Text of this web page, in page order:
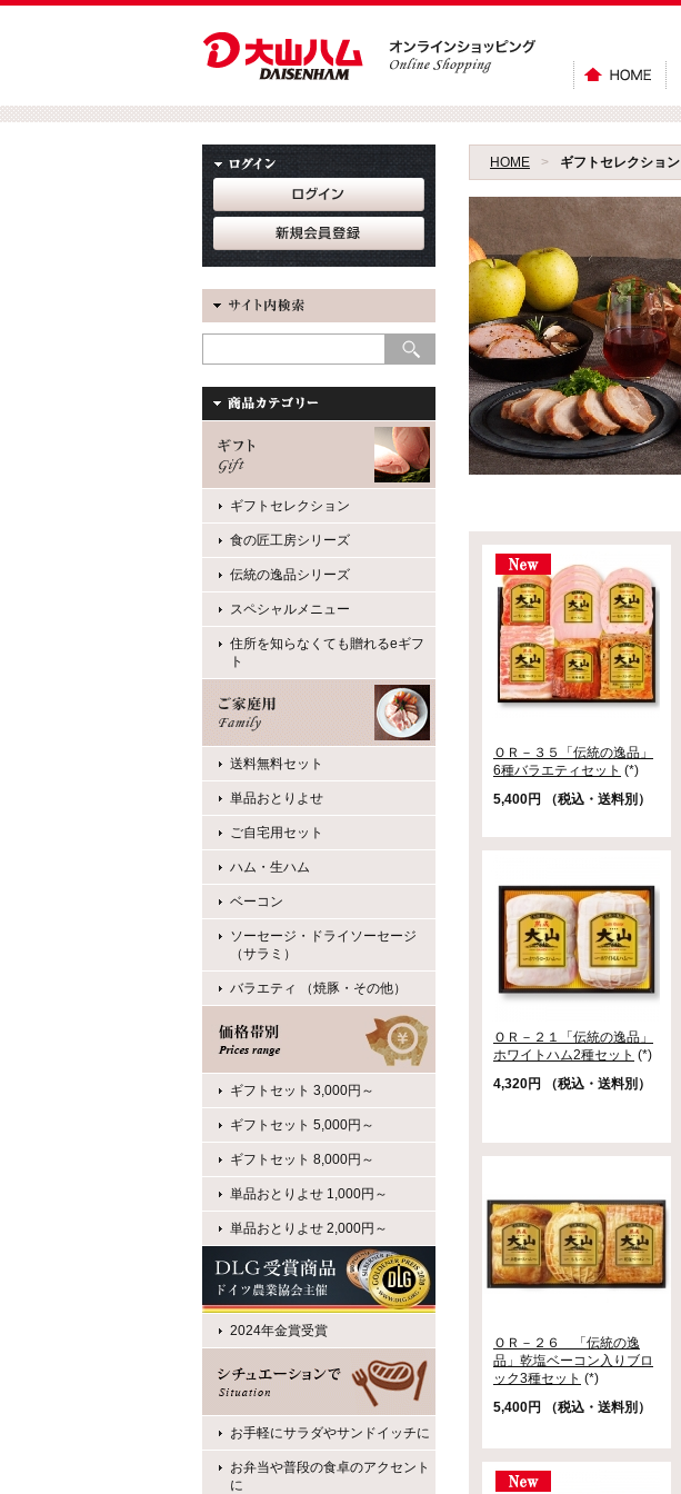
HOME > ギフトセレクション
ＯＲ－３５「伝統の逸品」
6種バラエティセット (*)
5,400円 （税込・送料別）
ＯＲ－２１「伝統の逸品」
ホワイトハム2種セット (*)
4,320円 （税込・送料別）
ＯＲ－２６ 「伝統の逸
品」乾塩ベーコン入りブロ
ック3種セット (*)
5,400円 （税込・送料別）
ギフトセレクション
食の匠工房シリーズ
伝統の逸品シリーズ
スペシャルメニュー
住所を知らなくても贈れるeギフ
ト
送料無料セット
単品おとりよせ
ご自宅用セット
ハム・生ハム
ベーコン
ソーセージ・ドライソーセージ
（サラミ）
バラエティ （焼豚・その他）
ギフトセット 3,000円～
ギフトセット 5,000円～
ギフトセット 8,000円～
単品おとりよせ 1,000円～
単品おとりよせ 2,000円～
2024年金賞受賞
お手軽にサラダやサンドイッチに
お弁当や普段の食卓のアクセント
に